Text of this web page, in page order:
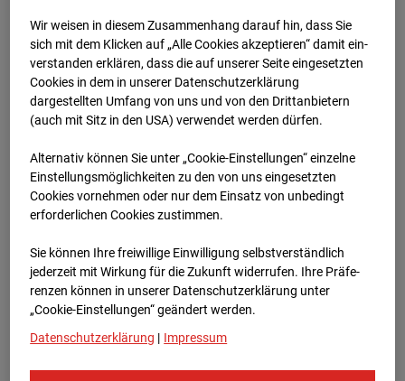
Wir weisen in diesem Zusammenhang darauf hin, dass Sie
sich mit dem Klicken auf „Alle Cookies akzeptieren“ damit ein­
ver­standen erklären, dass die auf unserer Seite eingesetzten
Cookies in dem in unserer Datenschutzerklärung
dargestellten Umfang von uns und von den Drittanbietern
(auch mit Sitz in den USA) verwendet werden dürfen.
Alternativ können Sie unter „Cookie-Einstellungen“ einzelne
Einstellungsmöglichkeiten zu den von uns eingesetzten
Cookies vornehmen oder nur dem Einsatz von unbedingt
erforderlichen Cookies zustimmen.
Sie können Ihre freiwillige Einwilligung selbstverständlich
jederzeit mit Wirkung für die Zukunft widerrufen. Ihre Prä­fe­
renzen können in unserer Datenschutzerklärung unter
„Cookie-Einstellungen“ geändert werden.
Datenschutzerklärung | Impressum